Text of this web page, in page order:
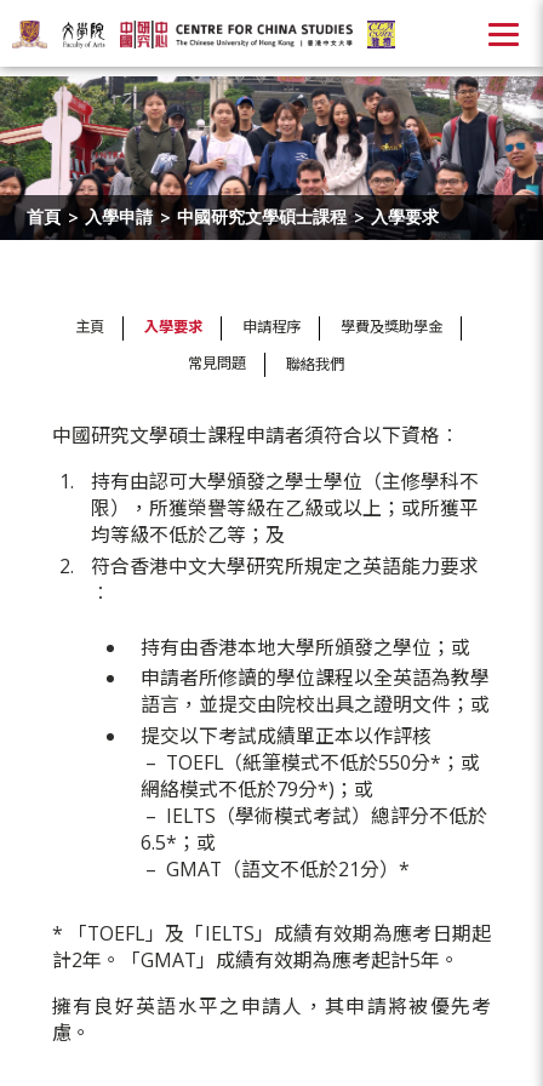
首頁 > 入學申請 > 中國研究文學碩士課程 > 入學要求
主頁 入學要求 申請程序
學費及獎助學金
常見問題
聯絡我們
中國研究文學碩士課程申請者須符合以下資格︰
持有由認可大學頒發之學士學位（主修學科不
限），所獲榮譽等級在乙級或以上；或所獲平
均等級不低於乙等；及
符合香港中文大學研究所規定之英語能力要求
︰
持有由香港本地大學所頒發之學位；或
申請者所修讀的學位課程以全英語為教學
語言，並提交由院校出具之證明文件；或
提交以下考試成績單正本以作評核
– TOEFL（紙筆模式不低於550分*；或
網絡模式不低於79分*)；或
– IELTS （學術模式考試） 總評分不低於
6.5*；或
– GMAT （語文不低於21分） *
* 「TOEFL」及「IELTS」成績有效期為應考日期起
計2年。「GMAT」成績有效期為應考起計5年。
擁有良好英語水平之申請人，其申請將被優先考
慮。